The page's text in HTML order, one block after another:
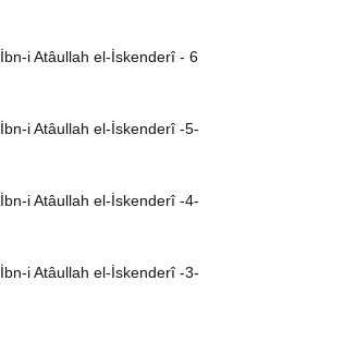
İbn-i Atâullah el-İskenderî - 6
İbn-i Atâullah el-İskenderî -5-
İbn-i Atâullah el-İskenderî -4-
İbn-i Atâullah el-İskenderî -3-